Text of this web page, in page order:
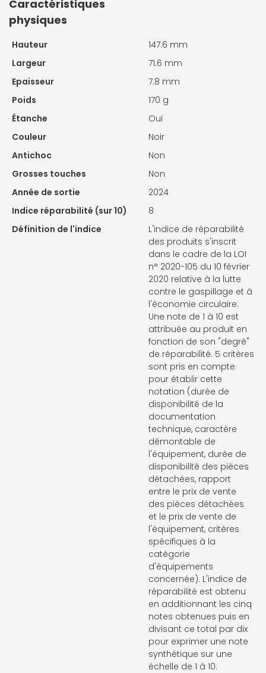
Caractéristiques
physiques
Hauteur
147.6 mm
Largeur
71.6 mm
Epaisseur
7.8 mm
Poids
170 g
Étanche
Oui
Couleur
Noir
Antichoc
Non
Grosses touches
Non
Année de sortie
2024
Indice réparabilité (sur 10)
8
Définition de l'indice
L'indice de réparabilité
des produits s'inscrit
dans le cadre de la LOI
n° 2020-105 du 10 février
2020 relative à la lutte
contre le gaspillage et à
l'économie circulaire.
Une note de 1 à 10 est
attribuée au produit en
fonction de son "degré"
de réparabilité. 5 critères
sont pris en compte
pour établir cette
notation (durée de
disponibilité de la
documentation
technique, caractère
démontable de
l'équipement, durée de
disponibilité des pièces
détachées, rapport
entre le prix de vente
des pièces détachées
et le prix de vente de
l'équipement, critères
spécifiques à la
catégorie
d'équipements
concernée). L'indice de
réparabilité est obtenu
en additionnant les cinq
notes obtenues puis en
divisant ce total par dix
pour exprimer une note
synthétique sur une
échelle de 1 à 10.